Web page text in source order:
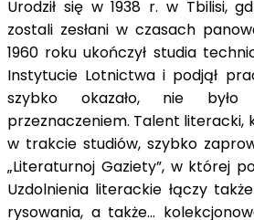
Urodził się w 1938 r. w Tbilisi,
zostali zesłani w czasach
1960 roku ukończył studia
Instytucie Lotnictwa i podjął
szybko okazało, nie
przeznaczeniem. Talent literacki,
w trakcie studiów, szybko
„Literaturnoj Gaziety”, w której
Uzdolnienia literackie łączy
rysowania, a także…